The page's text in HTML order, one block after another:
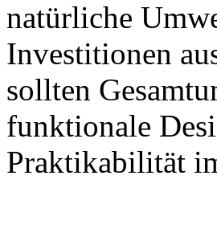
natürliche
Investitionen
sollten
funktionale
Praktikabilität